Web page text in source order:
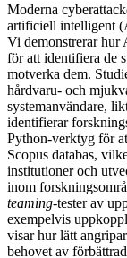
Moderna
artificiell intelligent
Vi demonstrerar hur
för att identifiera de
motverka dem.
hårdvaru- och
systemanvändare,
identifierar
Python-verktyg för
Scopus databas,
institutioner och
inom
teaming-tester av
exempelvis
visar hur lätt
behovet av